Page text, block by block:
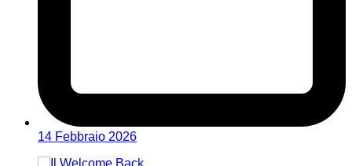
14 Febbraio 2026